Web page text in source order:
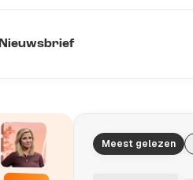
Nieuwsbrief
Meest gelezen